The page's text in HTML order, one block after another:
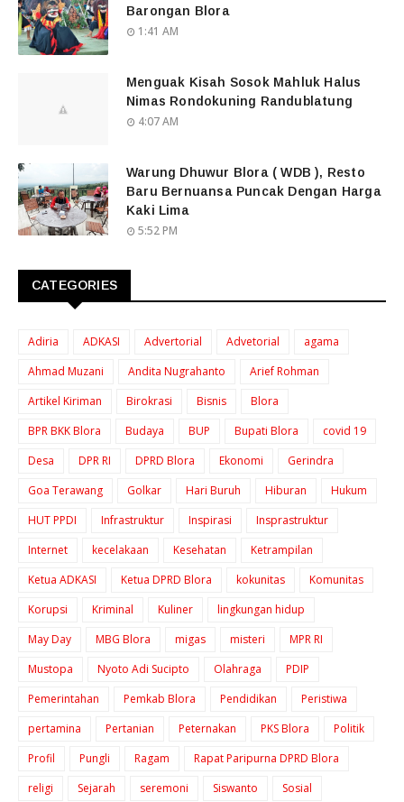
Barongan Blora
1:41 AM
Menguak Kisah Sosok Mahluk Halus
Nimas Rondokuning Randublatung
4:07 AM
Warung Dhuwur Blora ( WDB ), Resto
Baru Bernuansa Puncak Dengan Harga
Kaki Lima
5:52 PM
CATEGORIES
Adiria ADKASI Advertorial Advetorial
agama
Ahmad Muzani
Andita Nugrahanto
Arief Rohman
Artikel Kiriman
Birokrasi Bisnis
Blora
BPR BKK Blora
Budaya BUP Bupati Blora
covid 19
Desa
DPR RI DPRD Blora Ekonomi
Gerindra
Goa Terawang
Golkar Hari Buruh Hiburan
Hukum
HUT PPDI
Infrastruktur Inspirasi
Insprastruktur
Internet
kecelakaan Kesehatan
Ketrampilan
Ketua ADKASI
Ketua DPRD Blora kokunitas
Komunitas
Korupsi
Kriminal Kuliner
lingkungan hidup
May Day
MBG Blora migas misteri
MPR RI
Mustopa
Nyoto Adi Sucipto Olahraga
PDIP
Pemerintahan
Pemkab Blora Pendidikan
Peristiwa
pertamina
Pertanian Peternakan PKS Blora
Politik
Profil
Pungli Ragam
Rapat Paripurna DPRD Blora
religi
Sejarah seremoni Siswanto
Sosial